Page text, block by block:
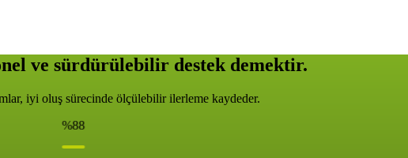
ve sürdürülebilir destek demektir.
iyi oluş sürecinde ölçülebilir ilerleme kaydeder.
%88